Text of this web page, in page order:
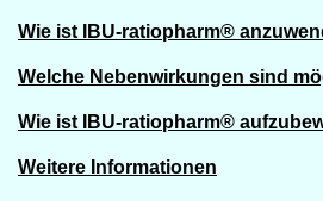
Wie ist IBU-ratiopharm®
Welche Nebenwirkungen sind
Wie ist IBU-ratiopharm®
Weitere Informationen